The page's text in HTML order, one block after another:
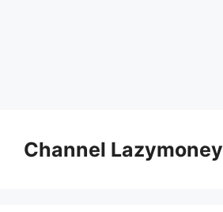
contentChannel Lazymoney